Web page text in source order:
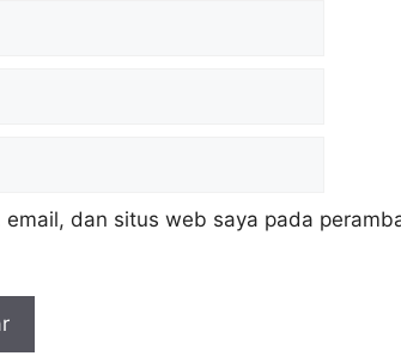
email, dan situs web saya pada